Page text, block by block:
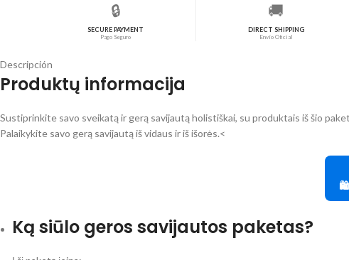
🔒
SECURE PAYMENT
Pago Seguro
🚚
DIRECT SHIPPING
Envío Oficial
Descripción
Produktų informacija
Sustiprinkite savo sveikatą ir gerą savijautą holistiškai, su produktais iš šio
Palaikykite savo gerą savijautą iš vidaus ir iš išorės.<
🛍️
Ką siūlo geros savijautos paketas?